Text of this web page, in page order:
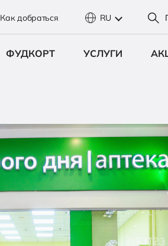
Как добраться RU
ФУДКОРТ УСЛУГИ